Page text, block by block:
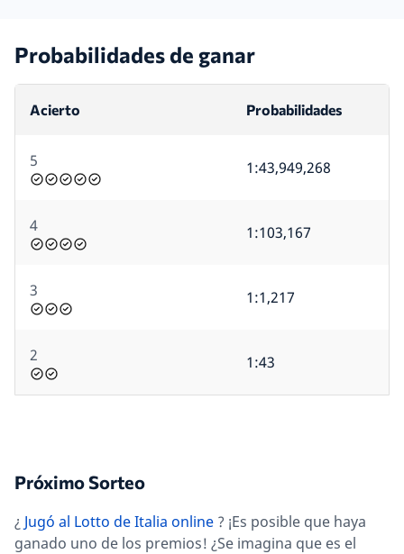
Probabilidades de ganar
Acierto Probabilidades
5 1:43,949,268
4 1:103,167
3 1:1,217
2 1:43
Próximo Sorteo
¿ Jugó al Lotto de Italia online ? ¡Es posible que haya
ganado uno de los premios! ¿Se imagina que es el